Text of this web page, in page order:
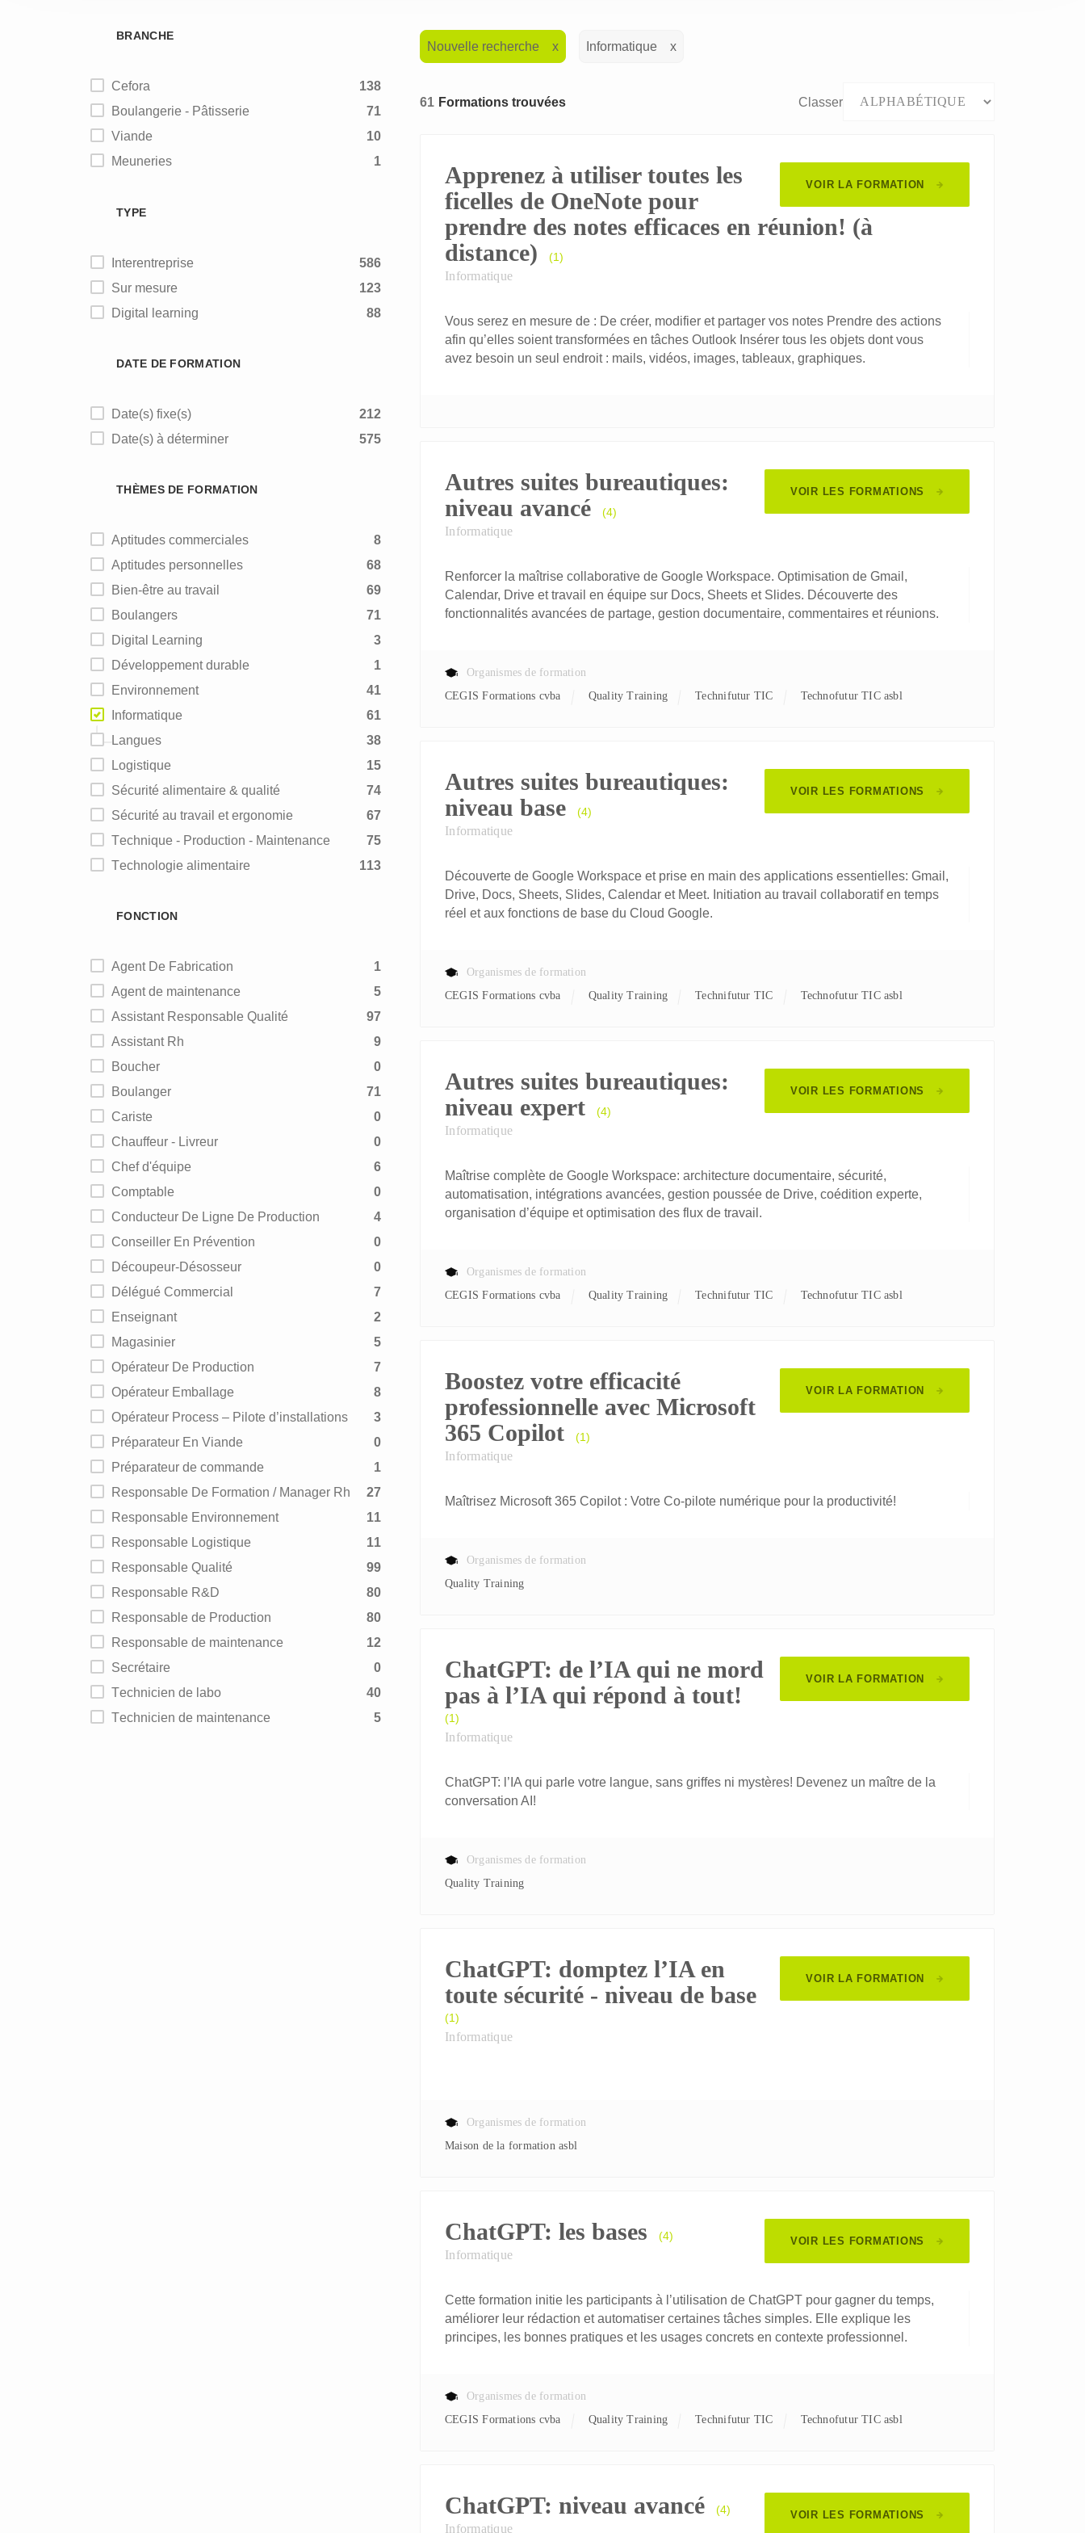
BRANCHE
Cefora
138
Boulangerie - Pâtisserie
71
Viande
10
Meuneries
1
TYPE
Interentreprise
586
Sur mesure
123
Digital learning
88
DATE DE FORMATION
Date(s) fixe(s)
212
Date(s) à déterminer
575
THÈMES DE FORMATION
Aptitudes commerciales
8
Aptitudes personnelles
68
Bien-être au travail
69
Boulangers
71
Digital Learning
3
Développement durable
1
Environnement
41
Informatique
61
Langues
38
Logistique
15
Sécurité alimentaire & qualité
74
Sécurité au travail et ergonomie
67
Technique - Production - Maintenance
75
Technologie alimentaire
113
FONCTION
Agent De Fabrication
1
Agent de maintenance
5
Assistant Responsable Qualité
97
Assistant Rh
9
Boucher
0
Boulanger
71
Cariste
0
Chauffeur - Livreur
0
Chef d'équipe
6
Comptable
0
Conducteur De Ligne De Production
4
Conseiller En Prévention
0
Découpeur-Désosseur
0
Délégué Commercial
7
Enseignant
2
Magasinier
5
Opérateur De Production
7
Opérateur Emballage
8
Opérateur Process – Pilote d’installations
3
Préparateur En Viande
0
Préparateur de commande
1
Responsable De Formation / Manager Rh
27
Responsable Environnement
11
Responsable Logistique
11
Responsable Qualité
99
Responsable R&D
80
Responsable de Production
80
Responsable de maintenance
12
Secrétaire
0
Technicien de labo
40
Technicien de maintenance
5
Nouvelle recherche Informatique
61 Formations trouvées Classer
VOIR LA FORMATION
Apprenez à utiliser toutes les
ficelles de OneNote pour
prendre des notes efficaces en réunion! (à
distance)
(1)
Informatique
Vous serez en mesure de : De créer, modifier et partager vos notes Prendre des actions
afin qu’elles soient transformées en tâches Outlook Insérer tous les objets dont vous
avez besoin un seul endroit : mails, vidéos, images, tableaux, graphiques.
VOIR LES FORMATIONS
Autres suites bureautiques:
niveau avancé
(4)
Informatique
Renforcer la maîtrise collaborative de Google Workspace. Optimisation de Gmail,
Calendar, Drive et travail en équipe sur Docs, Sheets et Slides. Découverte des
fonctionnalités avancées de partage, gestion documentaire, commentaires et réunions.
Organismes de formation
CEGIS Formations cvba
Quality Training Technifutur TIC Technofutur TIC asbl
VOIR LES FORMATIONS
Autres suites bureautiques:
niveau base
(4)
Informatique
Découverte de Google Workspace et prise en main des applications essentielles: Gmail,
Drive, Docs, Sheets, Slides, Calendar et Meet. Initiation au travail collaboratif en temps
réel et aux fonctions de base du Cloud Google.
Organismes de formation
CEGIS Formations cvba
Quality Training Technifutur TIC Technofutur TIC asbl
VOIR LES FORMATIONS
Autres suites bureautiques:
niveau expert
(4)
Informatique
Maîtrise complète de Google Workspace: architecture documentaire, sécurité,
automatisation, intégrations avancées, gestion poussée de Drive, coédition experte,
organisation d’équipe et optimisation des flux de travail.
Organismes de formation
CEGIS Formations cvba
Quality Training Technifutur TIC Technofutur TIC asbl
VOIR LA FORMATION
Boostez votre efficacité
professionnelle avec Microsoft
365 Copilot
(1)
Informatique
Maîtrisez Microsoft 365 Copilot : Votre Co-pilote numérique pour la productivité!
Organismes de formation
Quality Training
VOIR LA FORMATION
ChatGPT: de l’IA qui ne mord
pas à l’IA qui répond à tout!
(1)
Informatique
ChatGPT: l’IA qui parle votre langue, sans griffes ni mystères! Devenez un maître de la
conversation AI!
Organismes de formation
Quality Training
VOIR LA FORMATION
ChatGPT: domptez l’IA en
toute sécurité - niveau de base
(1)
Informatique
Organismes de formation
Maison de la formation asbl
VOIR LES FORMATIONS
ChatGPT: les bases (4)
Informatique
Cette formation initie les participants à l’utilisation de ChatGPT pour gagner du temps,
améliorer leur rédaction et automatiser certaines tâches simples. Elle explique les
principes, les bonnes pratiques et les usages concrets en contexte professionnel.
Organismes de formation
CEGIS Formations cvba
Quality Training Technifutur TIC Technofutur TIC asbl
VOIR LES FORMATIONS
ChatGPT: niveau avancé (4)
Informatique